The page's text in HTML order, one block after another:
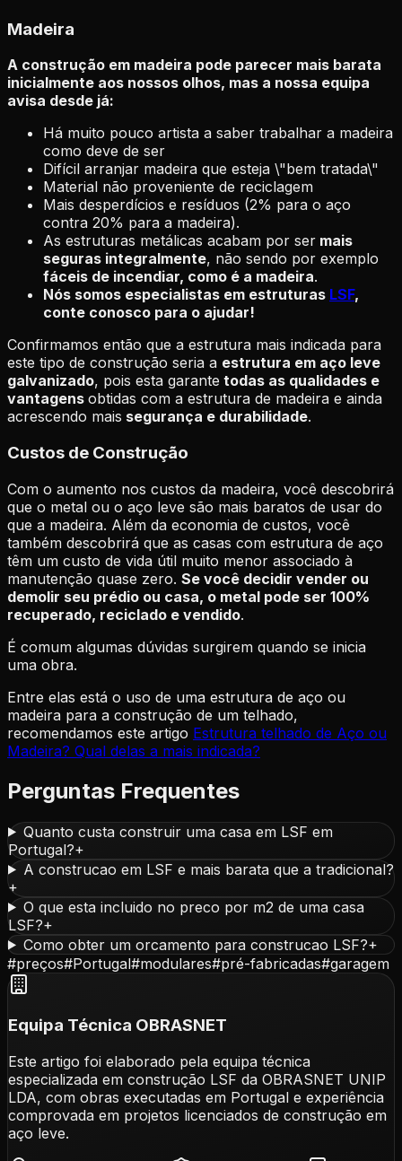
Madeira
A construção em madeira pode parecer mais barata
inicialmente aos nossos olhos, mas a nossa equipa
avisa desde já:
Há muito pouco artista a saber trabalhar a madeira
como deve de ser
Difícil arranjar madeira que esteja \"bem tratada\"
Material não proveniente de reciclagem
Mais desperdícios e resíduos (2% para o aço
contra 20% para a madeira).
As estruturas metálicas acabam por ser mais
seguras integralmente, não sendo por exemplo
fáceis de incendiar, como é a madeira.
Nós somos especialistas em estruturas LSF,
conte conosco para o ajudar!
Confirmamos então que a estrutura mais indicada para
este tipo de construção seria a estrutura em aço leve
galvanizado, pois esta garante todas as qualidades e
vantagens obtidas com a estrutura de madeira e ainda
acrescendo mais segurança e durabilidade.
Custos de Construção
Com o aumento nos custos da madeira, você descobrirá
que o metal ou o aço leve são mais baratos de usar do
que a madeira. Além da economia de custos, você
também descobrirá que as casas com estrutura de aço
têm um custo de vida útil muito menor associado à
manutenção quase zero. Se você decidir vender ou
demolir seu prédio ou casa, o metal pode ser 100%
recuperado, reciclado e vendido.
É comum algumas dúvidas surgirem quando se inicia
uma obra.
Entre elas está o uso de uma estrutura de aço ou
madeira para a construção de um telhado,
recomendamos este artigo Estrutura telhado de Aço ou
Madeira? Qual delas a mais indicada?
Perguntas Frequentes
Quanto custa construir uma casa em LSF em
Portugal?+
A construcao em LSF e mais barata que a tradicional?
+
O que esta incluido no preco por m2 de uma casa
LSF?+
Como obter um orcamento para construcao LSF?+
#preços#Portugal#modulares#pré-fabricadas#garagem
Equipa Técnica OBRASNET
Este artigo foi elaborado pela equipa técnica
especializada em construção LSF da OBRASNET UNIP
LDA, com obras executadas em Portugal e experiência
comprovada em projetos licenciados de construção em
aço leve.